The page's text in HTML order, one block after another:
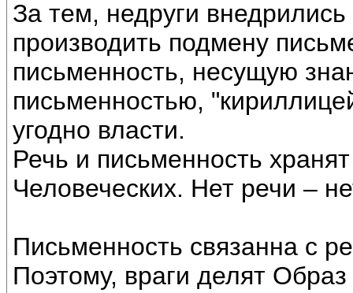
За тем, недруги
производить подмену
письменность, несущую
письменностью,
угодно власти.
Речь и письменность
Человеческих. Нет речи –
Письменность связанна с
Поэтому, враги делят